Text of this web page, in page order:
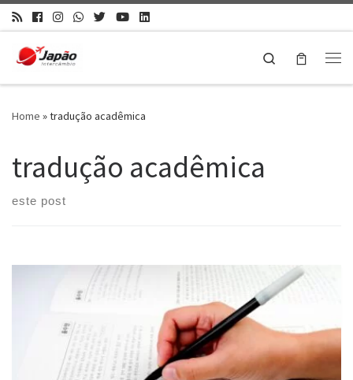
Search
Home »tradução acadêmica
tradução acadêmica
este post